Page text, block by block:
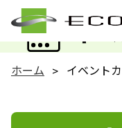
イ
ホーム イベント